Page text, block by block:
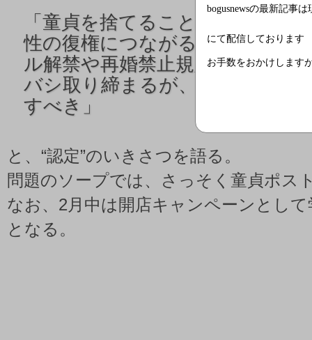
bogusnewsの最新記事は
にて配信しております
お手数をおかけします
「 童貞を捨てることをサポート
性の復権につながるなど社会的
ル解禁や再婚禁止規定など女性
バシ取り締まるが、男性につい
すべき」
と、“認定”のいきさつを語る。
問題のソープでは、さっそく童貞ポス
なお、2月中は開店キャンペーンとして
となる。